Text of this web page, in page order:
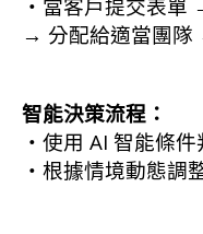
・當客戶提交表
→ 分配給適當團隊
智能決策流程：
・使用 AI 智能條
・根據情境動態調